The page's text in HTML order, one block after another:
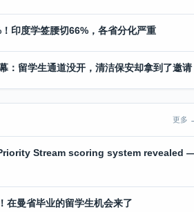
印度学签腰切66%，各省分化严重
：留学生通道没开，清洁保安却拿到了邀请
更多
Stream scoring system revealed
在曼省毕业的留学生机会来了